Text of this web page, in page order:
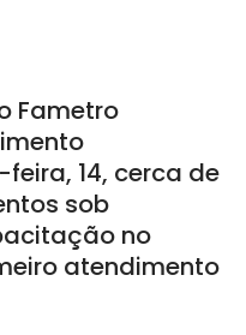
Fametro
14, cerca de
sob
no
atendimento